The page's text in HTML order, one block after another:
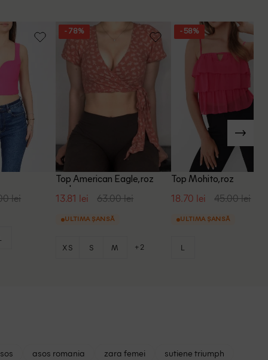
lei
- 78%
Top American Eagle, roz
pudra
13.81 lei 63.00 lei
ULTIMA ȘANSĂ
XS S M +2
- 58%
Top Mohito, roz
18.70 lei 45.00 lei
ULTIMA ȘANSĂ
L
asos romania zara femei
sutiene triumph